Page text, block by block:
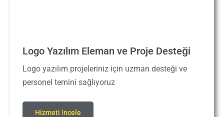
Logo Yazılım Eleman ve Proje Desteği
Logo yazılım projeleriniz için uzman desteği ve
personel temini sağlıyoruz
Hizmeti İncele